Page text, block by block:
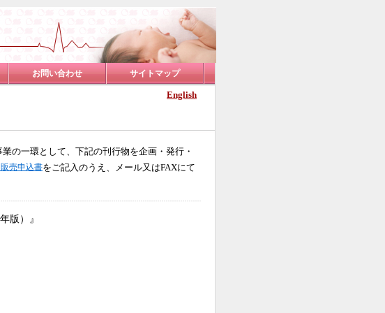
お問い合わせ サイトマップ
English
の一環として、下記の刊行物を企画・発行・
売申込書をご記入のうえ、メール又はFAXにて
版）』